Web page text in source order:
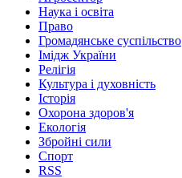
Наука і освіта
Право
Громадянське суспільство
Імідж України
Релігія
Культура і духовність
Історія
Охорона здоров'я
Екологія
Збройні сили
Спорт
RSS